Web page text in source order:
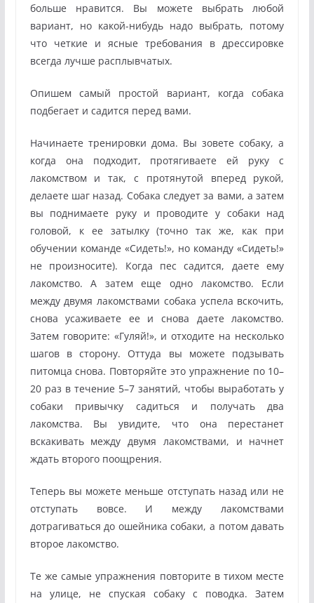
больше нравится. Вы можете выбрать любой
вариант, но какой-нибудь надо выбрать, потому
что четкие и ясные требования в дрессировке
всегда лучше расплывчатых.
Опишем самый простой вариант, когда собака
подбегает и садится перед вами.
Начинаете тренировки дома. Вы зовете собаку, а
когда она подходит, протягиваете ей руку с
лакомством и так, с протянутой вперед рукой,
делаете шаг назад. Собака следует за вами, а затем
вы поднимаете руку и проводите у собаки над
головой, к ее затылку (точно так же, как при
обучении команде «Сидеть!», но команду «Сидеть!»
не произносите). Когда пес садится, даете ему
лакомство. А затем еще одно лакомство. Если
между двумя лакомствами собака успела вскочить,
снова усаживаете ее и снова даете лакомство.
Затем говорите: «Гуляй!», и отходите на несколько
шагов в сторону. Оттуда вы можете подзывать
питомца снова. Повторяйте это упражнение по 10–
20 раз в течение 5–7 занятий, чтобы выработать у
собаки привычку садиться и получать два
лакомства. Вы увидите, что она перестанет
вскакивать между двумя лакомствами, и начнет
ждать второго поощрения.
Теперь вы можете меньше отступать назад или не
отступать вовсе. И между лакомствами
дотрагиваться до ошейника собаки, а потом давать
второе лакомство.
Те же самые упражнения повторите в тихом месте
на улице, не спуская собаку с поводка. Затем